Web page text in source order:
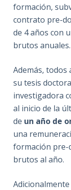
formación,
contrato pre-
de 4 años con
brutos anuales.
Además,
su tesis
investigadora
al inicio de la
de un año de
una
formación pre-
brutos al año.